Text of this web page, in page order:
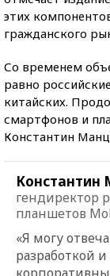
этих
гражданского
Со временем
равно
китайских.
смартфонов и
Константин
Константин
гендиректор
планшетов
«Я могу
разработкой